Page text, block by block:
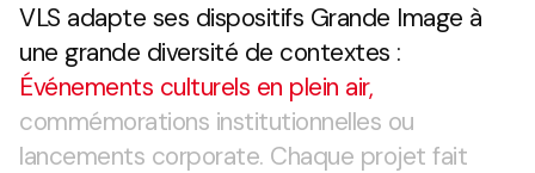
VLS adapte ses dispositifs Grande Image à
une grande diversité de contextes :
Événements culturels en plein air,
commémorations institutionnelles ou
lancements corporate. Chaque projet fait